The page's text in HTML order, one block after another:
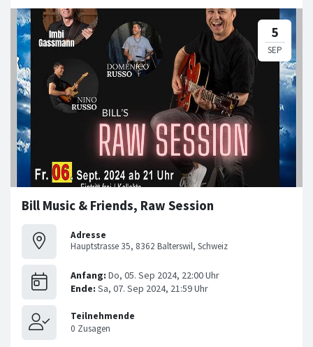
Bill Music & Friends, Raw Session
Adresse
Hauptstrasse 35, 8362 Balterswil, Schweiz